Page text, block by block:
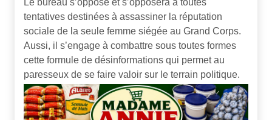
tentatives destinées à assassiner la réputation
sociale de la seule femme siégée au Grand Corps.
Aussi, il s’engage à combattre sous toutes formes
cette formule de désinformations qui permet au
paresseux de se faire valoir sur le terrain politique.